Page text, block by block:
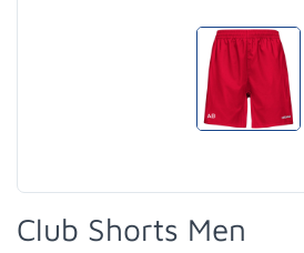
Club Shorts Men